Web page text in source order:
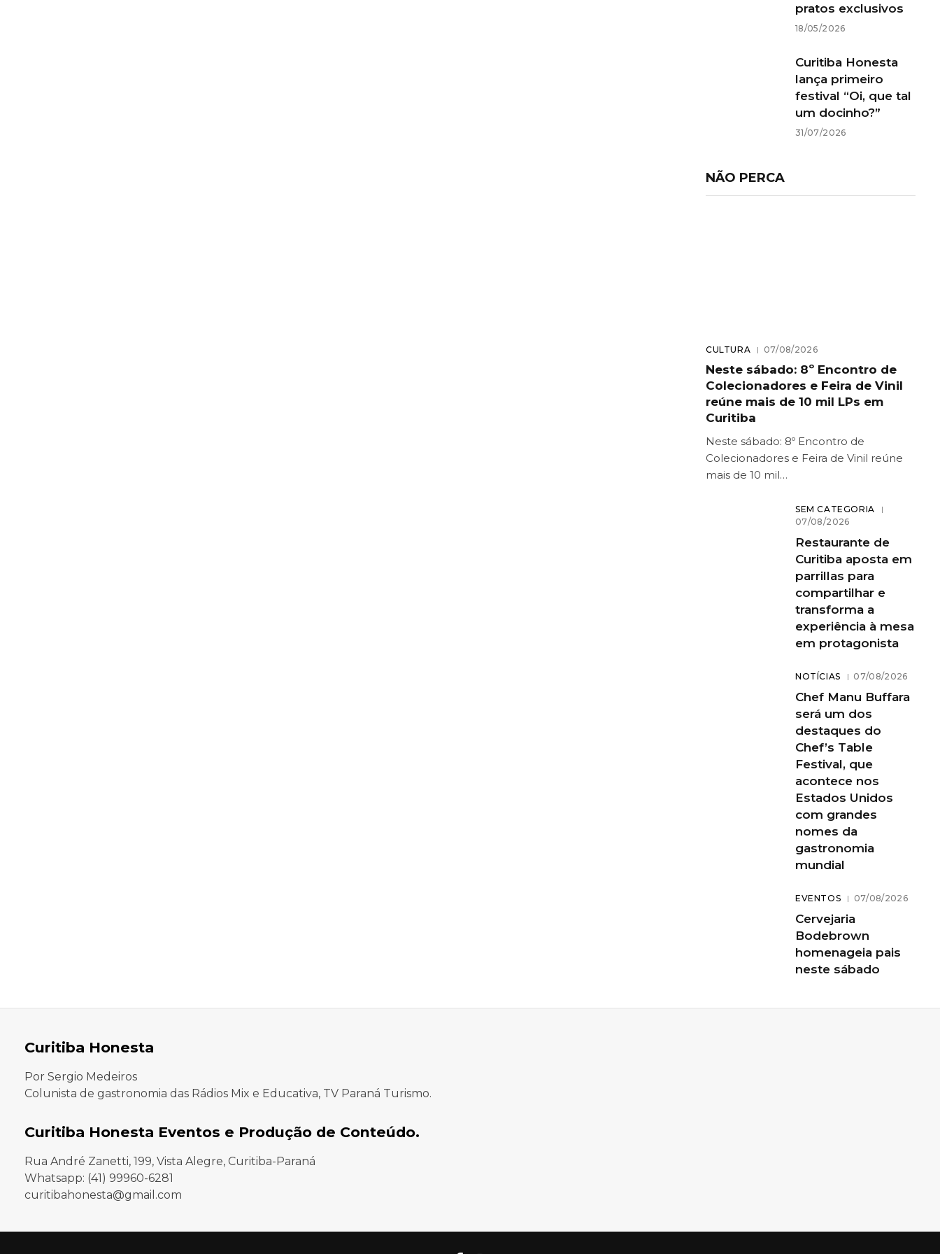
pratos exclusivos
18/05/2026
Curitiba Honesta
lança primeiro
festival “Oi, que tal
um docinho?”
31/07/2026
NÃO PERCA
CULTURA 07/08/2026
Neste sábado: 8º Encontro de
Colecionadores e Feira de Vinil
reúne mais de 10 mil LPs em
Curitiba
Neste sábado: 8º Encontro de
Colecionadores e Feira de Vinil reúne
mais de 10 mil…
SEM CATEGORIA
07/08/2026
Restaurante de
Curitiba aposta em
parrillas para
compartilhar e
transforma a
experiência à mesa
em protagonista
NOTÍCIAS 07/08/2026
Chef Manu Buffara
será um dos
destaques do
Chef’s Table
Festival, que
acontece nos
Estados Unidos
com grandes
nomes da
gastronomia
mundial
EVENTOS 07/08/2026
Cervejaria
Bodebrown
homenageia pais
neste sábado
Curitiba Honesta
Por Sergio Medeiros
Colunista de gastronomia das Rádios Mix e Educativa, TV Paraná Turismo.
Curitiba Honesta Eventos e Produção de Conteúdo.
Rua André Zanetti, 199, Vista Alegre, Curitiba-Paraná
Whatsapp: (41) 99960-6281
curitibahonesta@gmail.com